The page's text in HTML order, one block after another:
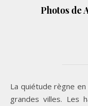
Photos de
La quiétude règne
grandes villes. Les